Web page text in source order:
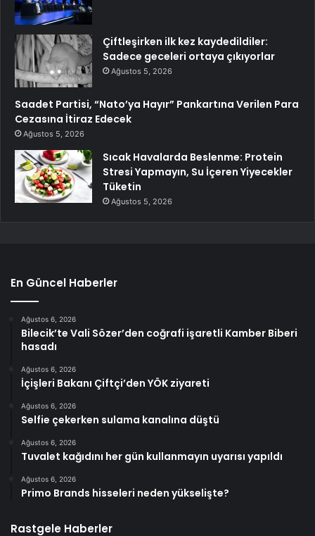
Çiftleşirken ilk kez kaydedildiler:
Sadece geceleri ortaya çıkıyorlar
Ağustos 5, 2026
Saadet Partisi, “Nato’ya Hayır” Pankartına Verilen Para
Cezasına İtiraz Edecek
Ağustos 5, 2026
Sıcak Havalarda Beslenme: Protein
Stresi Yapmayın, Su İçeren Yiyecekler
Tüketin
Ağustos 5, 2026
En Güncel Haberler
Ağustos 6, 2026
Bilecik’te Vali Sözer’den coğrafi işaretli Kamber Biberi
hasadı
Ağustos 6, 2026
İçişleri Bakanı Çiftçi’den YÖK ziyareti
Ağustos 6, 2026
Selfie çekerken sulama kanalına düştü
Ağustos 6, 2026
Tuvalet kağıdını her gün kullanmayın uyarısı yapıldı
Ağustos 6, 2026
Primo Brands hisseleri neden yükselişte?
Rastgele Haberler